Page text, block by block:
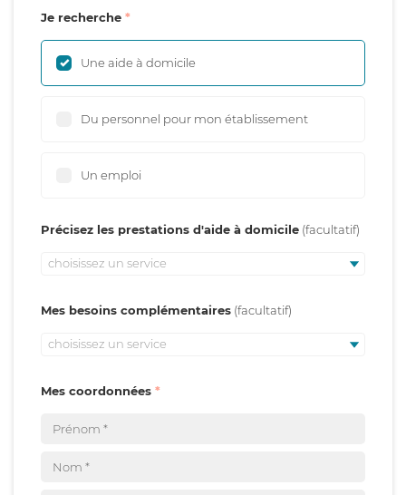
Je recherche
Une aide à domicile
Du personnel pour mon établissement
Un emploi
Précisez les prestations d'aide à domicile
choisissez un service
Mes besoins complémentaires
choisissez un service
Mes coordonnées